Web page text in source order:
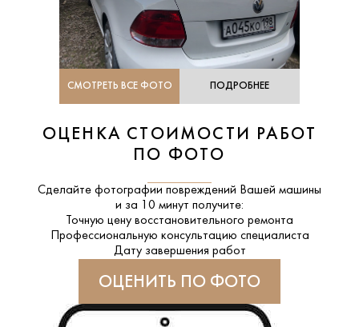
СМОТРЕТЬ ВСЕ ФОТО ПОДРОБНЕЕ
ОЦЕНКА СТОИМОСТИ РАБОТ
ПО ФОТО
Сделайте фотографии повреждений Вашей машины
и за
10 минут получите:
Точную цену восстановительного ремонта
Профессиональную консультацию специалиста
Дату завершения работ
ОЦЕНИТЬ ПО ФОТО